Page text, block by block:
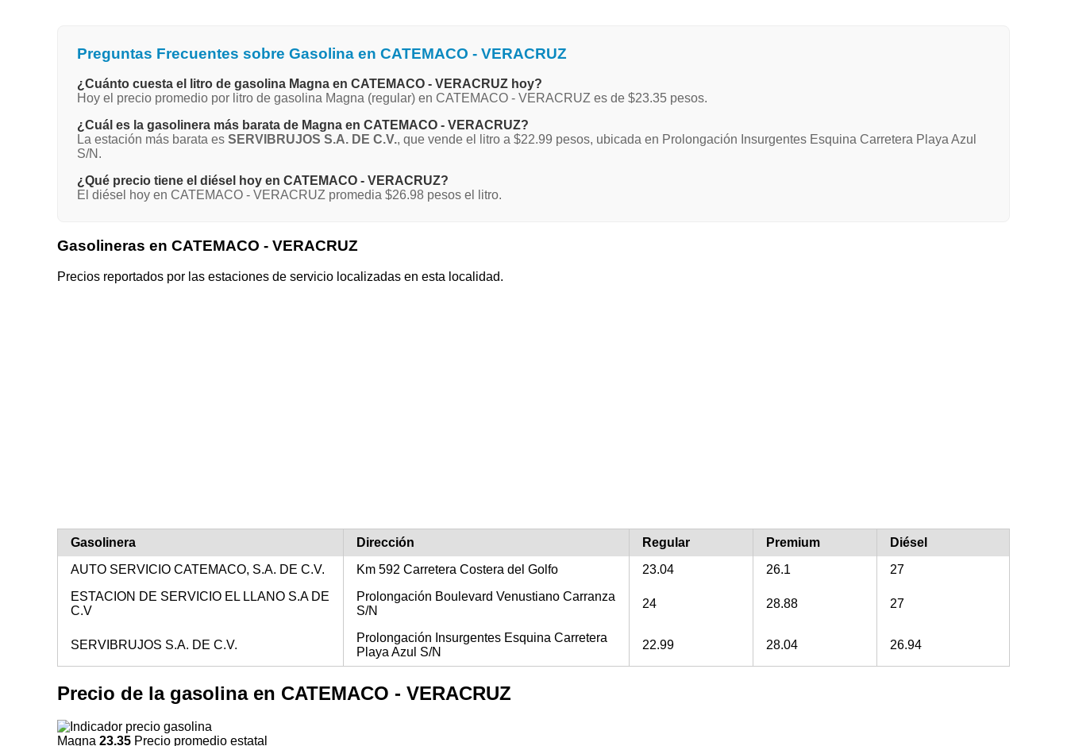
Preguntas Frecuentes sobre Gasolina en CATEMACO - VERACRUZ
¿Cuánto cuesta el litro de gasolina Magna en CATEMACO - VERACRUZ hoy?
Hoy el precio promedio por litro de gasolina Magna (regular) en CATEMACO - VERACRUZ es de $23.35 pesos.
¿Cuál es la gasolinera más barata de Magna en CATEMACO - VERACRUZ?
La estación más barata es SERVIBRUJOS S.A. DE C.V., que vende el litro a $22.99 pesos, ubicada en Prolongación Insurgentes Esquina Carretera Playa Azul
S/N.
¿Qué precio tiene el diésel hoy en CATEMACO - VERACRUZ?
El diésel hoy en CATEMACO - VERACRUZ promedia $26.98 pesos el litro.
Gasolineras en CATEMACO - VERACRUZ
Precios reportados por las estaciones de servicio localizadas en esta localidad.
Gasolinera Dirección Regular Premium
Diésel
AUTO SERVICIO CATEMACO, S.A. DE C.V.
Km 592 Carretera Costera del Golfo 23.04 26.1
27
ESTACION DE SERVICIO EL LLANO S.A DE
C.V
Prolongación Boulevard Venustiano Carranza
S/N
24 28.88 27
SERVIBRUJOS S.A. DE C.V.
Prolongación Insurgentes Esquina Carretera
Playa Azul S/N
22.99 28.04 26.94
Precio de la gasolina en CATEMACO - VERACRUZ
Magna 23.35 Precio promedio estatal